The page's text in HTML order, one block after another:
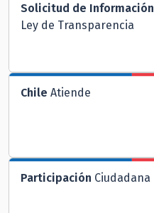
Solicitud de Información
Ley de Transparencia
Chile Atiende
Participación Ciudadana